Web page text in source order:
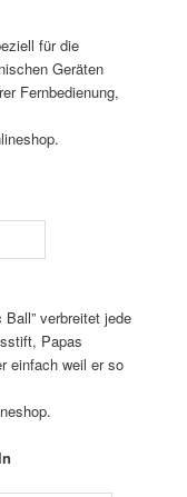
für die
Geräten
Fernbedienung,
verbreitet jede
Papas
einfach weil er so